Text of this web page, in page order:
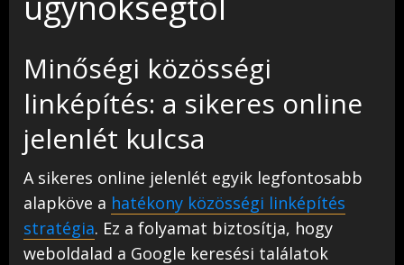
Minőségi közösségi
linképítés: a sikeres online
jelenlét kulcsa
A sikeres online jelenlét egyik legfontosabb
alapköve a hatékony közösségi linképítés
stratégia. Ez a folyamat biztosítja, hogy
weboldalad a Google keresési találatok